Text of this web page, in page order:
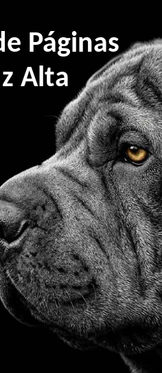
Páginas
Alta